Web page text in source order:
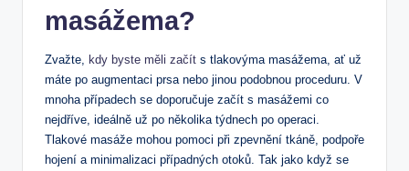
masážema?
Zvažte, kdy byste měli začít s tlakovýma masážema, ať už
máte po augmentaci prsa nebo jinou podobnou proceduru. V
mnoha případech se doporučuje začít s masážemi co
nejdříve, ideálně už po několika týdnech po operaci.
Tlakové masáže mohou pomoci při zpevnění tkáně, podpoře
hojení a minimalizaci případných otoků. Tak jako když se